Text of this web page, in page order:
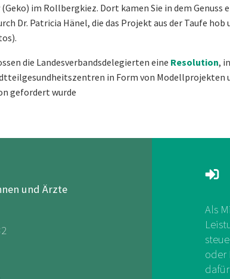
im Rollbergkiez. Dort kamen Sie in dem Genuss
Dr. Patricia Hänel, die das Projekt aus der Taufe hob
die Landesverbandsdelegierten eine Resolution,
in Form von Modellprojekten
gefordert wurde
und Ärzte
Als
oder